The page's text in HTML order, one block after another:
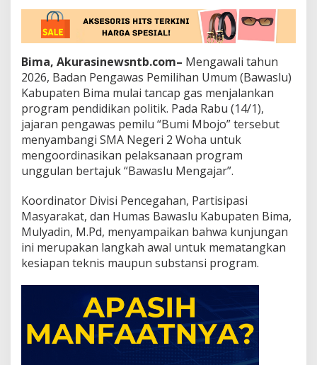
i
f
,
B
a
a
s
l
u
K
a
b
u
a
t
e
n
B
i
a
S
a
m
b
Bima, Akurasinewsntb.com– Mengawali tahun
2026, Badan Pengawas Pemilihan Umum (Bawaslu)
Kabupaten Bima mulai tancap gas menjalankan
program pendidikan politik. Pada Rabu (14/1),
jajaran pengawas pemilu “Bumi Mbojo” tersebut
menyambangi SMA Negeri 2 Woha untuk
mengoordinasikan pelaksanaan program
unggulan bertajuk “Bawaslu Mengajar”.
Koordinator Divisi Pencegahan, Partisipasi
Masyarakat, dan Humas Bawaslu Kabupaten Bima,
Mulyadin, M.Pd, menyampaikan bahwa kunjungan
ini merupakan langkah awal untuk mematangkan
kesiapan teknis maupun substansi program.